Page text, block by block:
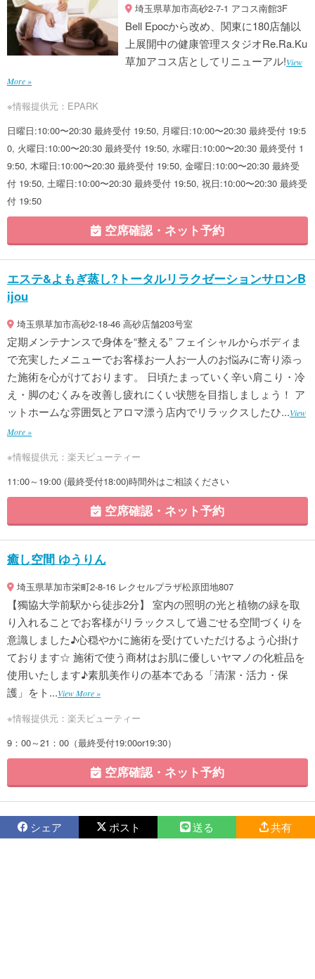
埼玉県草加市高砂2-7-1 アコス南館3F
Bell Epocから改め、関東に180店舗以
上展開中の健康管理スタジオRe.Ra.Ku
草加アコス店としてリニューアル!View
More »
※情報提供元：EPARK
日曜日:10:00〜20:30 最終受付 19:50, 月曜日:10:00〜20:30 最終受付 19:5
0, 火曜日:10:00〜20:30 最終受付 19:50, 水曜日:10:00〜20:30 最終受付 1
9:50, 木曜日:10:00〜20:30 最終受付 19:50, 金曜日:10:00〜20:30 最終受
付 19:50, 土曜日:10:00〜20:30 最終受付 19:50, 祝日:10:00〜20:30 最終受
付 19:50
空席確認・ネット予約
エステ&よもぎ蒸し?トータルリラクゼーションサロンB
ijou
埼玉県草加市高砂2-18-46 高砂店舗203号室
定期メンテナンスで身体を“整える” フェイシャルからボディま
で充実したメニューでお客様お一人お一人のお悩みに寄り添っ
た施術を心がけております。 日頃たまっていく辛い肩こり・冷
え・脚のむくみを改善し疲れにくい状態を目指しましょう！ ア
ットホームな雰囲気とアロマ漂う店内でリラックスしたひ...View
More »
※情報提供元：楽天ビューティー
11:00～19:00 (最終受付18:00)時間外はご相談ください
空席確認・ネット予約
癒し空間 ゆうりん
埼玉県草加市栄町2-8-16 レクセルプラザ松原団地807
【獨協大学前駅から徒歩2分】 室内の照明の光と植物の緑を取
り入れることでお客様がリラックスして過ごせる空間づくりを
意識しました♪心穏やかに施術を受けていただけるよう心掛け
ております☆ 施術で使う商材はお肌に優しいヤマノの化粧品を
使用いたします♪素肌美作りの基本である「清潔・活力・保
護」をト...View More »
※情報提供元：楽天ビューティー
9：00～21：00（最終受付19:00or19:30）
空席確認・ネット予約
シェア ポスト 送る 共有